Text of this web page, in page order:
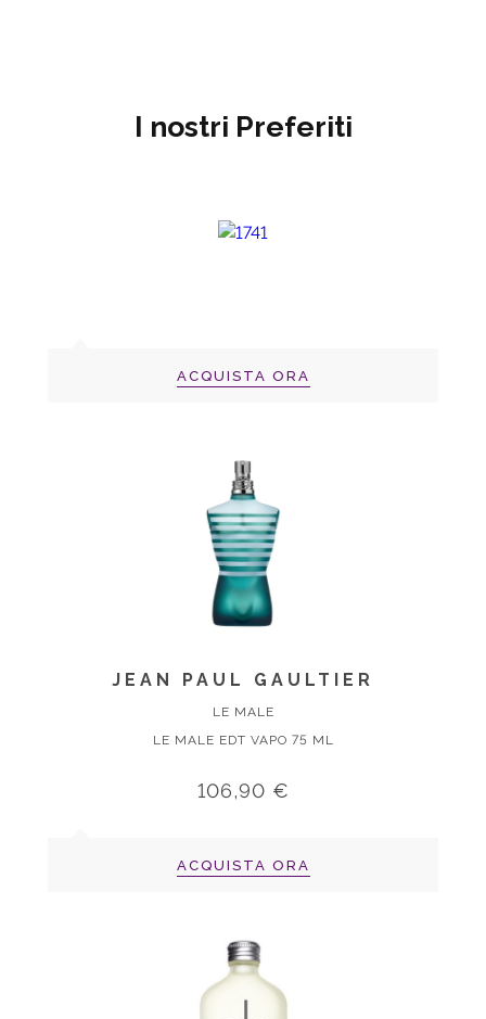
I nostri Preferiti
ACQUISTA ORA
JEAN PAUL GAULTIER
LE MALE
LE MALE EDT VAPO 75 ML
106,90 €
ACQUISTA ORA